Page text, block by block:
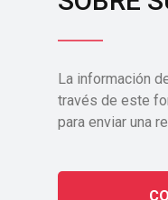
La información
través de este
para enviar una